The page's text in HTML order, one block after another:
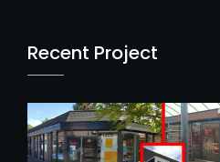
Recent Project